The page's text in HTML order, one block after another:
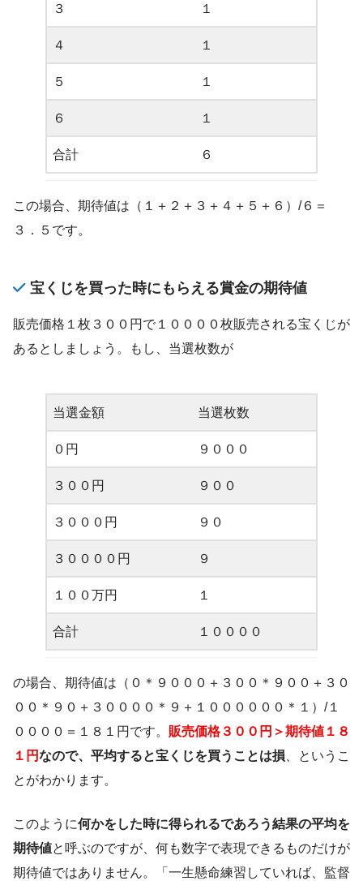
３ １
４ １
５ １
６ １
合計 ６
この場合、期待値は（１＋２＋３＋４＋５＋６）/６＝
３．５です。
宝くじを買った時にもらえる賞金の期待値
販売価格１枚３００円で１００００枚販売される宝くじが
あるとしましょう。もし、当選枚数が
当選金額 当選枚数
０円 ９０００
３００円 ９００
３０００円 ９０
３００００円 ９
１００万円 １
合計 １００００
の場合、期待値は（０＊９０００＋３００＊９００＋３０
００＊９０＋３００００＊９＋１００００００＊１）/１
００００＝１８１円です。 販売価格３００円＞期待値１８
１円なので、平均すると宝くじを買うことは損 、というこ
とがわかります。
このように何かをした時に得られるであろう結果の平均を
期待値と呼ぶのですが、何も数字で表現できるものだけが
期待値ではありません。「一生懸命練習していれば、監督